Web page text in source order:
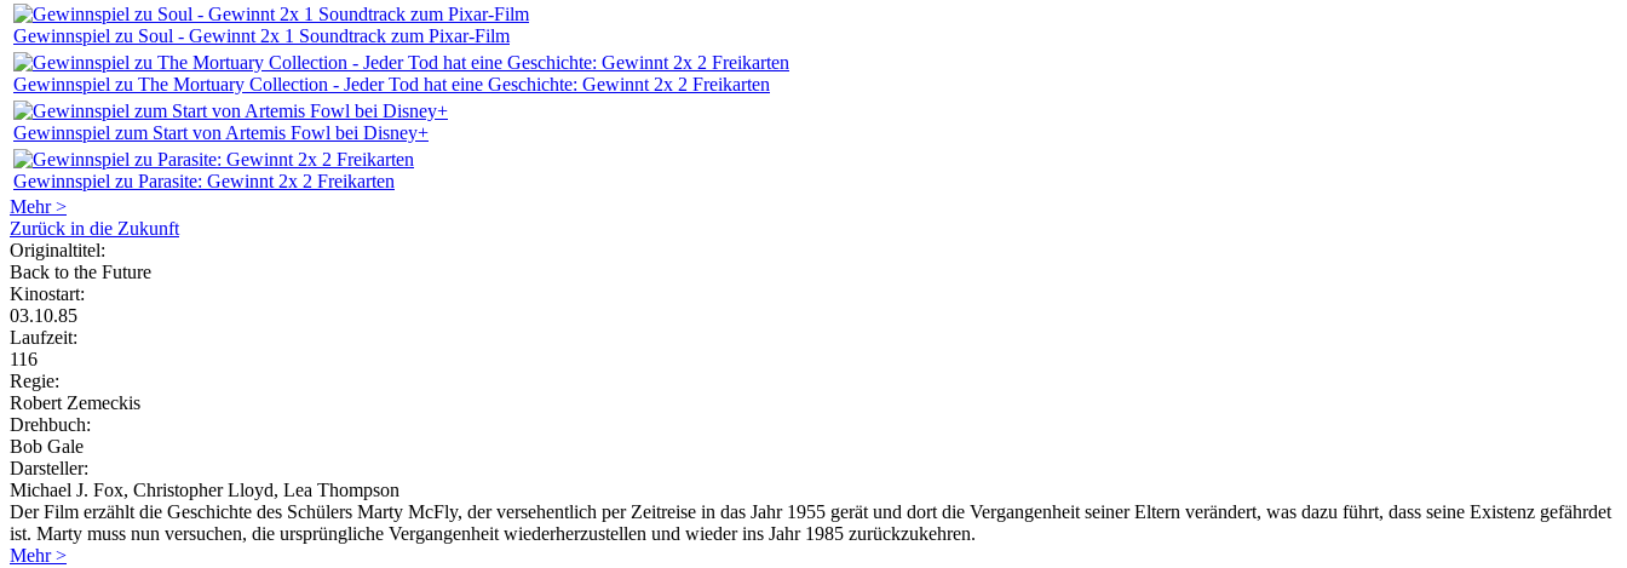
Gewinnspiel zu Soul - Gewinnt 2x 1 Soundtrack zum Pixar-Film
Gewinnspiel zu The Mortuary Collection - Jeder Tod hat eine Geschichte: Gewinnt 2x 2 Freikarten
Gewinnspiel zum Start von Artemis Fowl bei Disney+
Gewinnspiel zu Parasite: Gewinnt 2x 2 Freikarten
Mehr >
Zurück in die Zukunft
Originaltitel:
Back to the Future
Kinostart:
03.10.85
Laufzeit:
116
Regie:
Robert Zemeckis
Drehbuch:
Bob Gale
Darsteller:
Michael J. Fox, Christopher Lloyd, Lea Thompson
Der Film erzählt die Geschichte des Schülers Marty McFly, der versehentlich per Zeitreise in das Jahr 1955 gerät und dort die Vergangenheit seiner Eltern verändert, was dazu führt, dass seine Existenz gefährdet
ist. Marty muss nun versuchen, die ursprüngliche Vergangenheit wiederherzustellen und wieder ins Jahr 1985 zurückzukehren.
Mehr >